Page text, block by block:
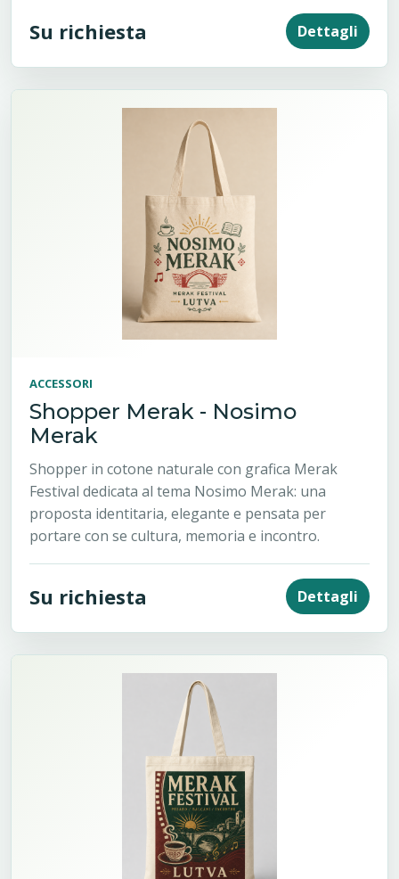
Su richiesta Dettagli
ACCESSORI
Shopper Merak - Nosimo
Merak
Shopper in cotone naturale con grafica Merak
Festival dedicata al tema Nosimo Merak: una
proposta identitaria, elegante e pensata per
portare con se cultura, memoria e incontro.
Su richiesta Dettagli